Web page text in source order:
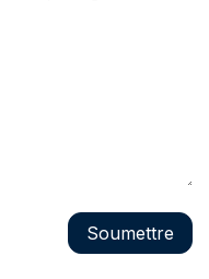
Soumettre